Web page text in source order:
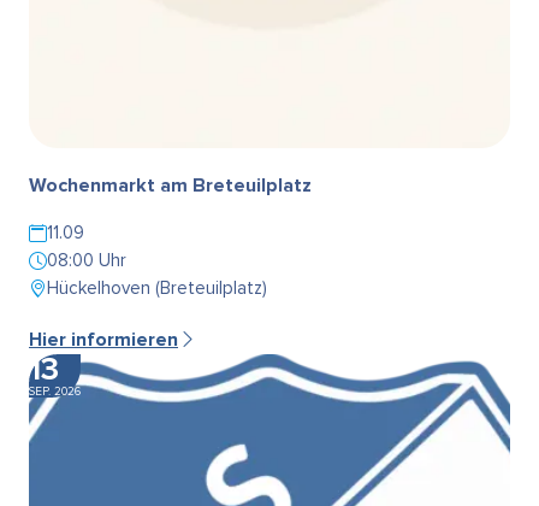
Wochenmarkt am Breteuilplatz
11.09
08:00 Uhr
Hückelhoven (Breteuilplatz)
Hier informieren
13
SEP. 2026